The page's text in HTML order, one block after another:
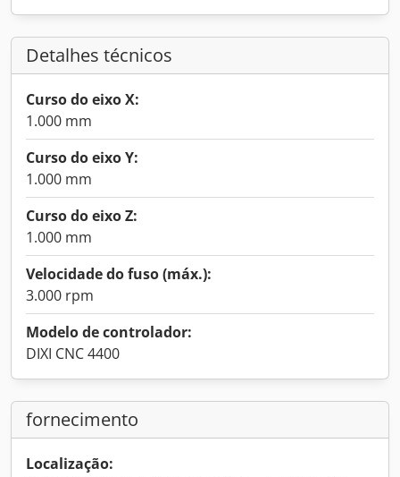
Detalhes técnicos
Curso do eixo X:
1.000 mm
Curso do eixo Y:
1.000 mm
Curso do eixo Z:
1.000 mm
Velocidade do fuso (máx.):
3.000 rpm
Modelo de controlador:
DIXI CNC 4400
fornecimento
Localização: